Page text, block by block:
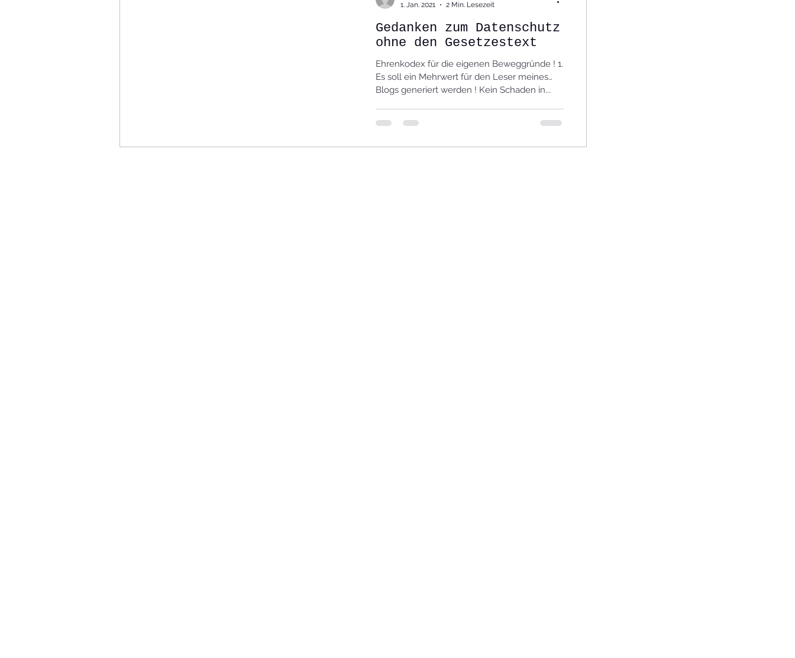
1. Jan. 2021
2 Min. Lesezeit
Gedanken zum Datenschutz
ohne den Gesetzestext
Ehrenkodex für die eigenen Beweggründe ! 1.
Es soll ein Mehrwert für den Leser meines
Blogs generiert werden ! Kein Schaden in...